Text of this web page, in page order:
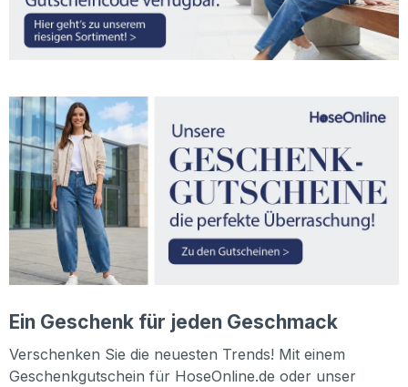
Ein Geschenk für jeden Geschmack
Verschenken Sie die neuesten Trends! Mit einem
Geschenkgutschein für HoseOnline.de oder unser